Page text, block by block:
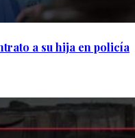
a su hija en policía